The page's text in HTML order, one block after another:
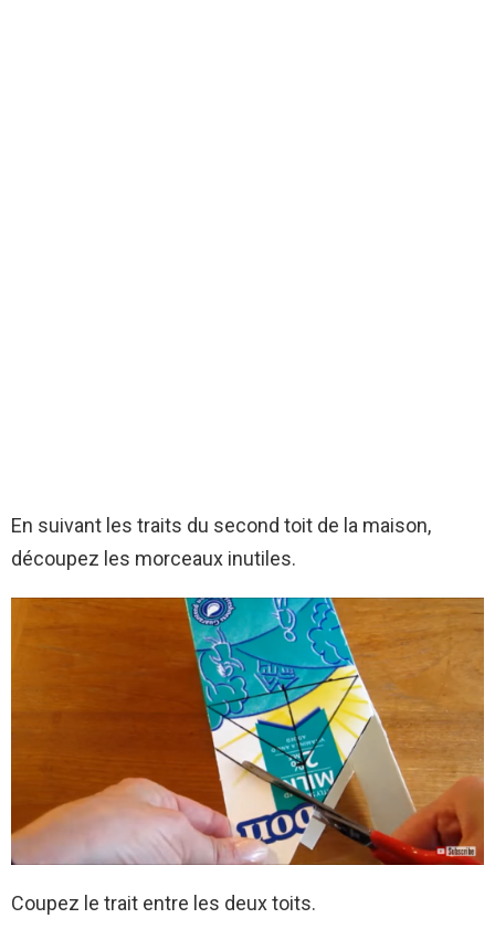
En suivant les traits du second toit de la maison,
découpez les morceaux inutiles.
Coupez le trait entre les deux toits.